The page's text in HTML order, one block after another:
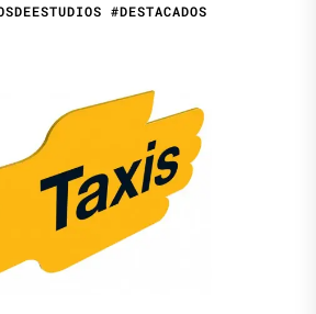
#DESTACADOS